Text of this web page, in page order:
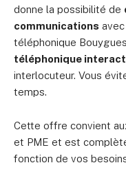
donne la possibilité de
communications
téléphonique
téléphonique
interlocuteur. Vous
temps.
Cette offre convient
et PME et est
fonction de vos